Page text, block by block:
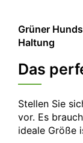
Grüner
Haltung
Das
Stellen Sie
vor. Es
ideale Größe